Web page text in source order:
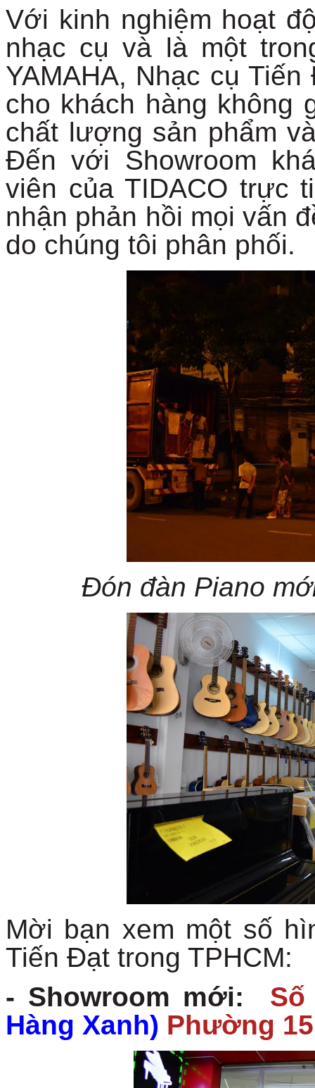
Với kinh nghiệm hoạt
nhạc cụ và là một
YAMAHA, Nhạc cụ
cho khách hàng không
chất lượng sản phẩm
Đến với Showroom
viên của TIDACO trực
nhận phản hồi mọi vấn
do chúng tôi phân phối.
Đón đàn Piano
Mời bạn xem một số
Tiến Đạt trong TPHCM:
- Showroom mới:
Hàng Xanh) Phường